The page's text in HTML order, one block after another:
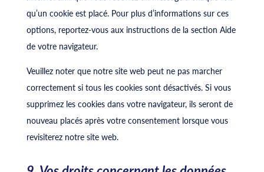
qu’un cookie est placé. Pour plus d’informations sur ces
options, reportez-vous aux instructions de la section Aide
de votre navigateur.
Veuillez noter que notre site web peut ne pas marcher
correctement si tous les cookies sont désactivés. Si vous
supprimez les cookies dans votre navigateur, ils seront de
nouveau placés après votre consentement lorsque vous
revisiterez notre site web.